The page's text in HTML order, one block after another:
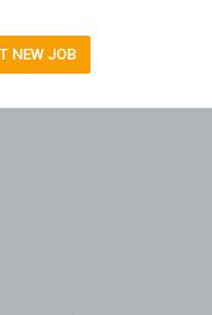
NEW JOB